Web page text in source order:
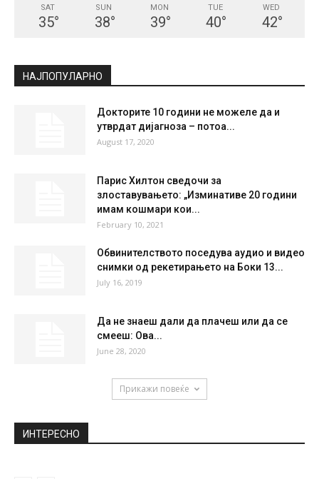
SAT
35°
SUN
38°
MON
39°
TUE
40°
WED
42°
НАЈПОПУЛАРНО
Докторите 10 години не можеле да и
утврдат дијагноза – потоа...
August 17, 2020
Парис Хилтон сведочи за
злоставувањето: „Изминативе 20 години
имам кошмари кои...
February 10, 2021
Обвинителството поседува аудио и видео
снимки од рекетирањето на Боки 13...
July 16, 2019
Да не знаеш дали да плачеш или да се
смееш: Ова...
June 28, 2020
Прикажи повеќе
ИНТЕРЕСНО